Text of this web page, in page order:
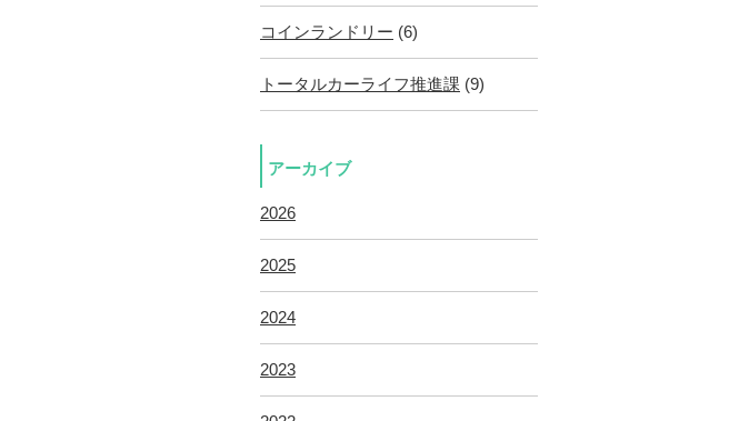
コインランドリー (6)
トータルカーライフ推進課 (9)
アーカイブ
2026
2025
2024
2023